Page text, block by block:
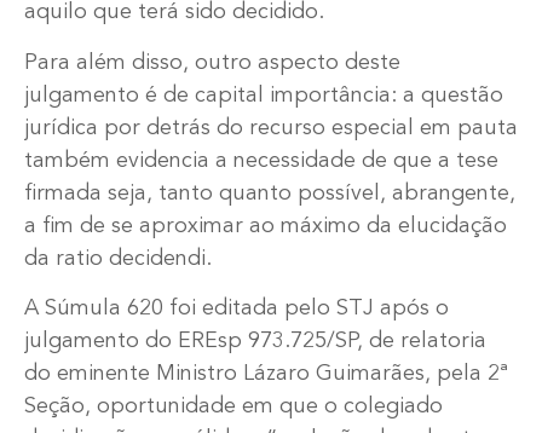
aquilo que terá sido decidido.
Para além disso, outro aspecto deste
julgamento é de capital importância: a questão
jurídica por detrás do recurso especial em pauta
também evidencia a necessidade de que a tese
firmada seja, tanto quanto possível, abrangente,
a fim de se aproximar ao máximo da elucidação
da ratio decidendi.
A Súmula 620 foi editada pelo STJ após o
julgamento do EREsp 973.725/SP, de relatoria
do eminente Ministro Lázaro Guimarães, pela 2ª
Seção, oportunidade em que o colegiado